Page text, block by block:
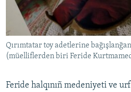
Qırımtatar toy adetlerine
(müelliflerden biri Feride
Feride halqınıñ medeniyeti ve